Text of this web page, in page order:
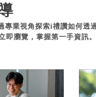
專業視角探索i禮讚如何透
即瀏覽，掌握第一手資訊。